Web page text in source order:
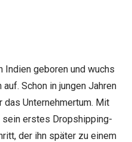
Indien geboren und wuchs
Schon in jungen Jahren
Unternehmertum. Mit
sein erstes Dropshipping-
der ihn später zu einem